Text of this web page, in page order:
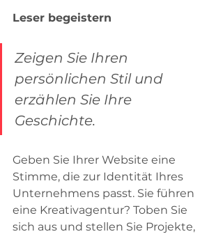
Leser begeistern
Zeigen Sie Ihren
persönlichen Stil und
erzählen Sie Ihre
Geschichte.
Geben Sie Ihrer Website eine
Stimme, die zur Identität Ihres
Unternehmens passt. Sie führen
eine Kreativagentur? Toben Sie
sich aus und stellen Sie Projekte,